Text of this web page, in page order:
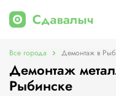
Все города Демонтаж в
Демонтаж
Рыбинске